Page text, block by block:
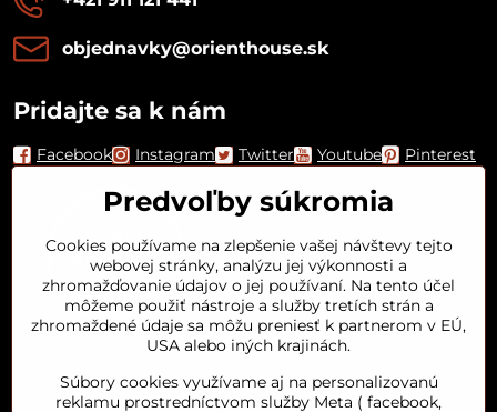
objednavky​@orienthouse​.sk
Pridajte sa k nám
Facebook Instagram Twitter Youtube Pinterest
Orient House
Predvoľby súkromia
Cookies používame na zlepšenie vašej návštevy tejto
webovej stránky, analýzu jej výkonnosti a
zhromažďovanie údajov o jej používaní. Na tento účel
môžeme použiť nástroje a služby tretích strán a
zhromaždené údaje sa môžu preniesť k partnerom v EÚ,
USA alebo iných krajinách.
Súbory cookies využívame aj na personalizovanú
reklamu prostredníctvom služby Meta ( facebook,